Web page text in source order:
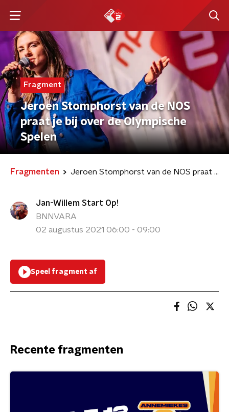
Fragment
Jeroen Stomphorst van de NOS
praat je bij over de Olympische
Spelen
Fragmenten Jeroen Stomphorst van de NOS praat je bij over de Olympische Spelen
Jan-Willem Start Op!
BNNVARA
02 augustus 2021 06:00 - 09:00
Speel fragment af
Recente fragmenten